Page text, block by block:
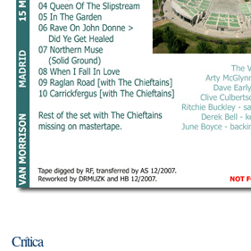
Crítica